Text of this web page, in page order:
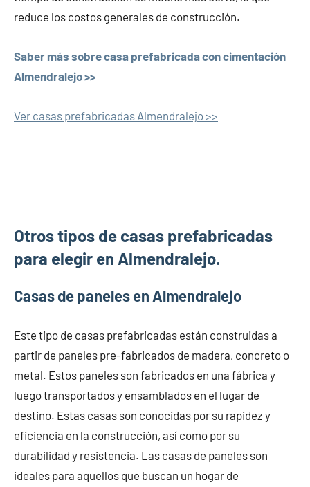
reduce los costos generales de construcción.
Saber más sobre casa prefabricada con cimentación
Almendralejo >>
Ver casas prefabricadas Almendralejo >>
Otros tipos de casas prefabricadas
para elegir en Almendralejo.
Casas de paneles en Almendralejo
Este tipo de casas prefabricadas están construidas a
partir de paneles pre-fabricados de madera, concreto o
metal. Estos paneles son fabricados en una fábrica y
luego transportados y ensamblados en el lugar de
destino. Estas casas son conocidas por su rapidez y
eficiencia en la construcción, así como por su
durabilidad y resistencia. Las casas de paneles son
ideales para aquellos que buscan un hogar de